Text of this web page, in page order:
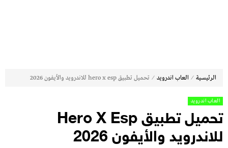
الرئيسية ⁄ العاب اندرويد ⁄ تحميل تطبيق hero x esp للاندرويد والأيفون 2026
العاب اندرويد
تحميل تطبيق Hero X Esp
للاندرويد والأيفون 2026